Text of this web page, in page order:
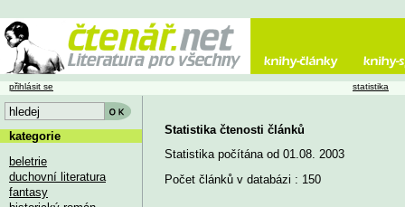
Statistika čtenosti článků
Statistika počítána od 01.08. 2003
Počet článků v databázi : 150
přihlásit se statistika
kategorie
beletrie
duchovní literatura
fantasy